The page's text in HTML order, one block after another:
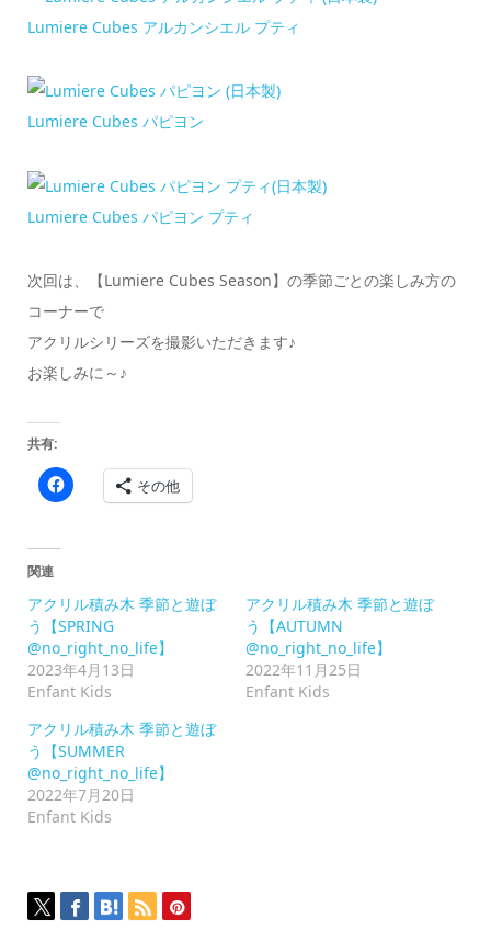
Lumiere Cubes アルカンシエル プティ
Lumiere Cubes パピヨン
Lumiere Cubes パピヨン プティ
次回は、【Lumiere Cubes Season】の季節ごとの楽しみ方の
コーナーで
アクリルシリーズを撮影いただきます♪
お楽しみに～♪
共有:
Facebook
で
ク
リ
ッ
ク
し
て
く
だ
い
(新
し
い
ウ
ィ
ン
ド
ま
す)
その他
関連
アクリル積み木 季節と遊ぼ
う【SPRING
@no_right_no_life】
2023年4月13日
Enfant Kids
アクリル積み木 季節と遊ぼ
う【AUTUMN
@no_right_no_life】
2022年11月25日
Enfant Kids
アクリル積み木 季節と遊ぼ
う【SUMMER
@no_right_no_life】
2022年7月20日
Enfant Kids